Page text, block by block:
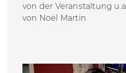
von der Veranstaltung
von Noël Martin